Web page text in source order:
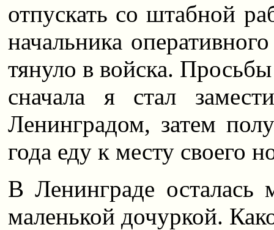
отпускать со штабной
начальника
тянуло в войска.
сначала я стал
Ленинградом, затем
года еду к месту своего
В Ленинграде
маленькой дочуркой.